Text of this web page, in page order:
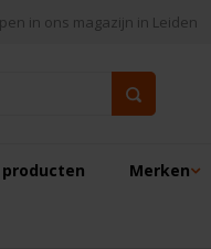
in ons magazijn in Leiden
Merken